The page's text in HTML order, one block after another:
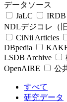
データソース
JaLC
IRDB
NDLデジコレ（
CiNii Articles
DBpedia
LSDB Archive
OpenAIRE
公
すべて
研究データ